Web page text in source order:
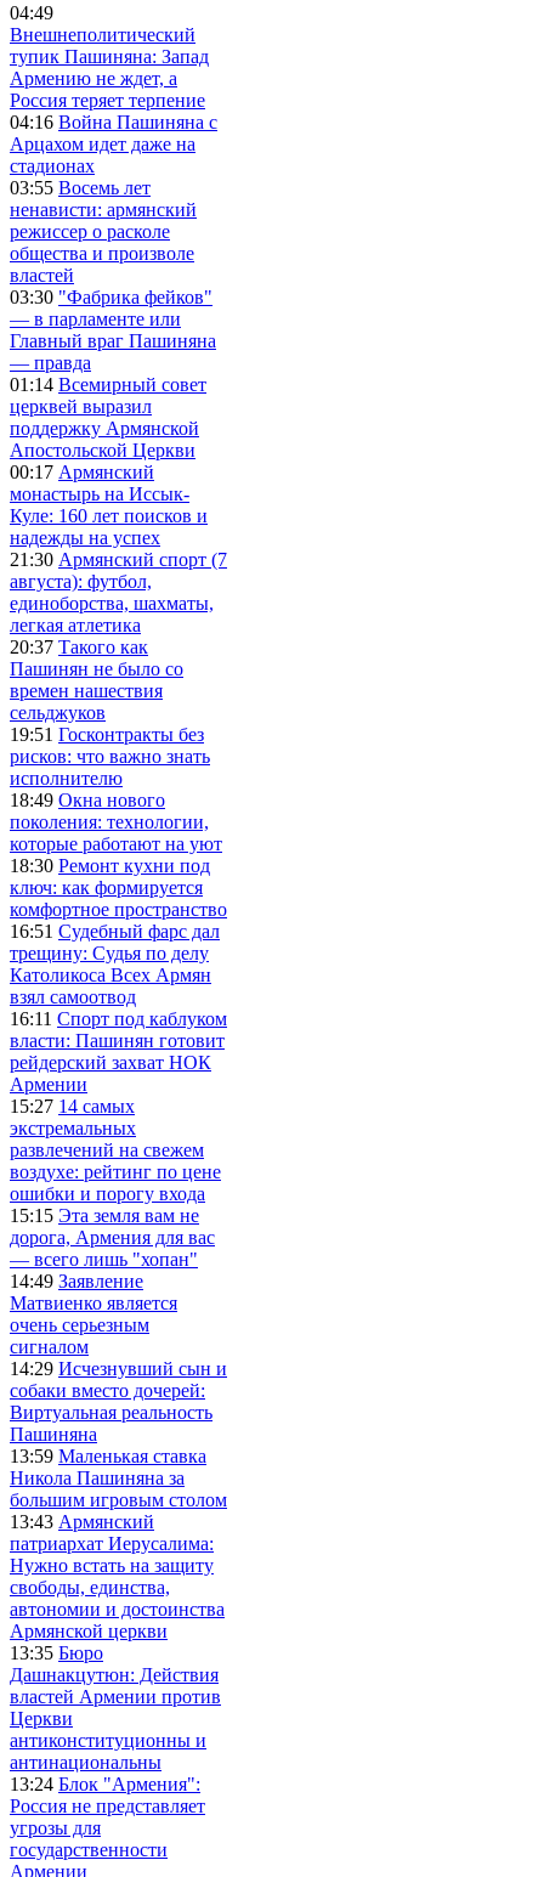
04:49
Внешнеполитический
тупик Пашиняна: Запад
Армению не ждет, а
Россия теряет терпение
04:16 Война Пашиняна с
Арцахом идет даже на
стадионах
03:55 Восемь лет
ненависти: армянский
режиссер о расколе
общества и произволе
властей
03:30 "Фабрика фейков"
— в парламенте или
Главный враг Пашиняна
— правда
01:14 Всемирный совет
церквей выразил
поддержку Армянской
Апостольской Церкви
00:17 Армянский
монастырь на Иссык-
Куле: 160 лет поисков и
надежды на успех
21:30 Армянский спорт (7
августа): футбол,
единоборства, шахматы,
легкая атлетика
20:37 Такого как
Пашинян не было со
времен нашествия
сельджуков
19:51 Госконтракты без
рисков: что важно знать
исполнителю
18:49 Окна нового
поколения: технологии,
которые работают на уют
18:30 Ремонт кухни под
ключ: как формируется
комфортное пространство
16:51 Судебный фарс дал
трещину: Судья по делу
Католикоса Всех Армян
взял самоотвод
16:11 Спорт под каблуком
власти: Пашинян готовит
рейдерский захват НОК
Армении
15:27 14 самых
экстремальных
развлечений на свежем
воздухе: рейтинг по цене
ошибки и порогу входа
15:15 Эта земля вам не
дорога, Армения для вас
— всего лишь "хопан"
14:49 Заявление
Матвиенко является
очень серьезным
сигналом
14:29 Исчезнувший сын и
собаки вместо дочерей:
Виртуальная реальность
Пашиняна
13:59 Маленькая ставка
Никола Пашиняна за
большим игровым столом
13:43 Армянский
патриархат Иерусалима:
Нужно встать на защиту
свободы, единства,
автономии и достоинства
Армянской церкви
13:35 Бюро
Дашнакцутюн: Действия
властей Армении против
Церкви
антиконституционны и
антинациональны
13:24 Блок "Армения":
Россия не представляет
угрозы для
государственности
Армении